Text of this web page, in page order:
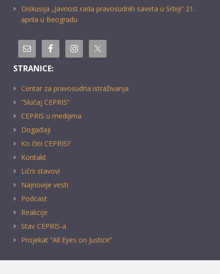
Diskusija „Javnost rada pravosudnih saveta u Srbiji” 21.
aprila u Beogradu
STRANICE:
Centar za pravosudna istraživanja
“Slučaj CEPRIS”
CEPRIS u medijima
Događaji
Ko čini CEPRIS?
Kontakt
Lični stavovi
Najnovije vesti
Podcast
Reakcije
Stav CEPRIS-a
Projekat “All Eyes on Justice”